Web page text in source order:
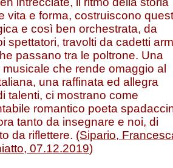
vita e forma, costruiscono
e così ben orchestrata, da
spettatori, travolti da cadetti
passano tra le poltrone. Una
che rende omaggio al
una raffinata ed allegra
talenti, ci mostrano come
romantico poeta
tanto da insegnare e noi, di
da riflettere. (Sipario,
07.12.2019)